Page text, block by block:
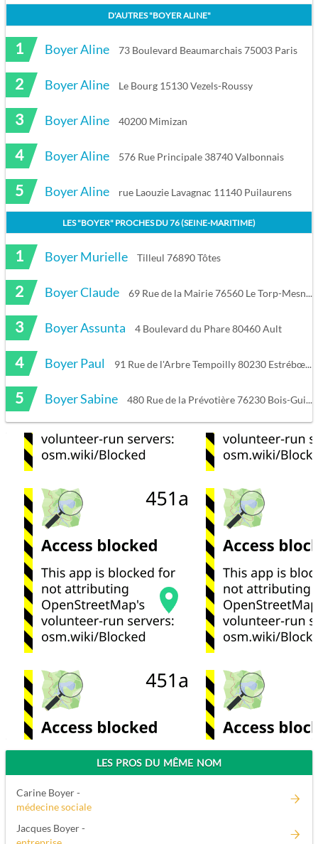
D'AUTRES "BOYER ALINE"
1 Boyer Aline 73 Boulevard Beaumarchais 75003 Paris
2 Boyer Aline Le Bourg 15130 Vezels-Roussy
3 Boyer Aline 40200 Mimizan
4 Boyer Aline 576 Rue Principale 38740 Valbonnais
5 Boyer Aline rue Laouzie Lavagnac 11140 Puilaurens
LES "BOYER" PROCHES DU76 (SEINE-MARITIME)
1 Boyer Murielle Tilleul 76890 Tôtes
2 Boyer Claude 69 Rue de la Mairie 76560 Le Torp-Mesnil
3 Boyer Assunta 4 Boulevard du Phare 80460 Ault
4 Boyer Paul 91 Rue de l'Arbre Tempoilly 80230 Estrébœuf
5 Boyer Sabine 480 Rue de la Prévotière 76230 Bois-Guillaume
LES PROS DU MÊME NOM
Carine Boyer -
médecine sociale
Jacques Boyer -